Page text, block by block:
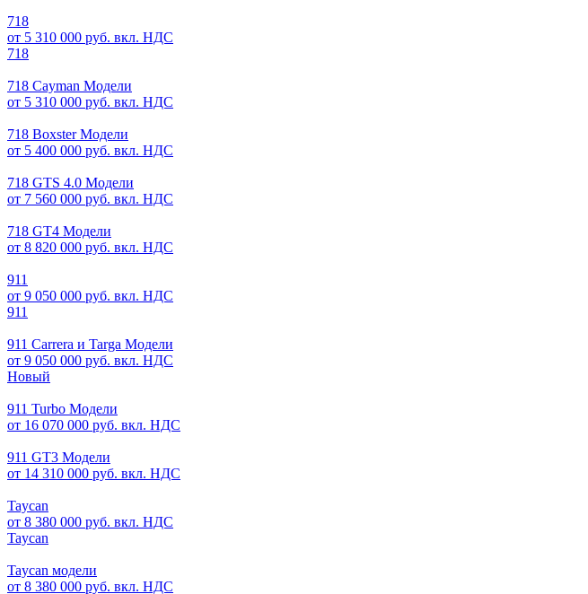
718
от 5 310 000 руб. вкл. НДС
718
718 Cayman Модели
от 5 310 000 руб. вкл. НДС
718 Boxster Модели
от 5 400 000 руб. вкл. НДС
718 GTS 4.0 Модели
от 7 560 000 руб. вкл. НДС
718 GT4 Модели
от 8 820 000 руб. вкл. НДС
911
от 9 050 000 руб. вкл. НДС
911
911 Carrera и Targa Модели
от 9 050 000 руб. вкл. НДС
Новый
911 Turbo Модели
от 16 070 000 руб. вкл. НДС
911 GT3 Модели
от 14 310 000 руб. вкл. НДС
Taycan
от 8 380 000 руб. вкл. НДС
Taycan
Taycan модели
от 8 380 000 руб. вкл. НДС